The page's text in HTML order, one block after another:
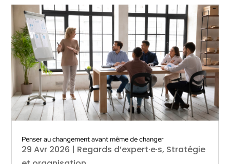
Penser au changement avant même de changer
29 Avr 2026 | Regards d’expert·e·s, Stratégie